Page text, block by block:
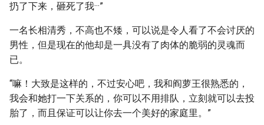
扔了下来，砸死了我···”
一名长相清秀，不高也不矮，可以说是令人看了不会讨厌的
男性，但是现在的他却是一具没有了肉体的脆弱的灵魂而
已。
“嘛！大致是这样的，不过安心吧，我和阎萝王很熟悉的，
我会和她打一下关系的，你可以不用排队，立刻就可以去投
胎了，而且保证可以让你去一个美好的家庭里。”